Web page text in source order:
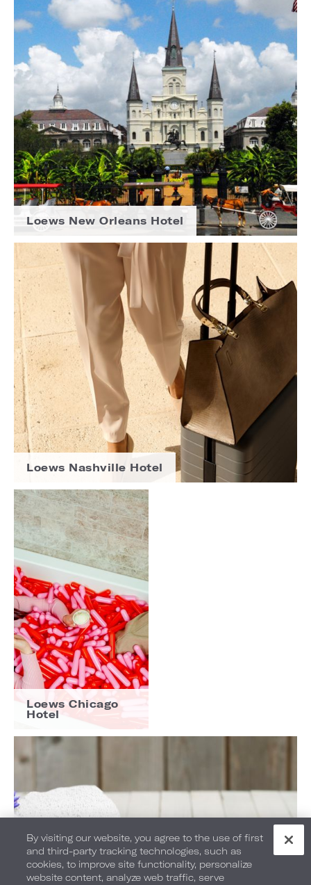
Loews New Orleans Hotel
Loews Nashville Hotel
Loews Chicago
Hotel
By visiting our website, you agree to the use of first
and third-party tracking technologies, such as
cookies, to improve site functionality, personalize
website content, analyze web traffic, serve